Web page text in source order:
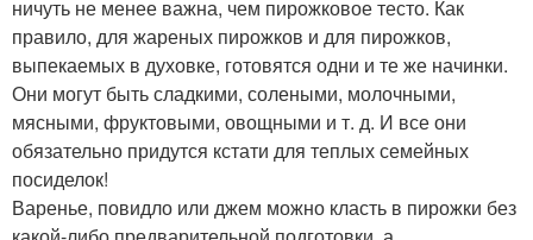
ничуть не менее важна, чем пирожковое тесто. Как
правило, для жареных пирожков и для пирожков,
выпекаемых в духовке, готовятся одни и те же начинки.
Они могут быть сладкими, солеными, молочными,
мясными, фруктовыми, овощными и т. д. И все они
обязательно придутся кстати для теплых семейных
посиделок!
Варенье, повидло или джем можно класть в пирожки без